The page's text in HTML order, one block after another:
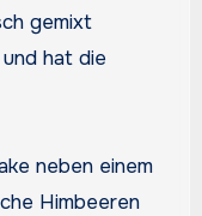
gemixt
hat die